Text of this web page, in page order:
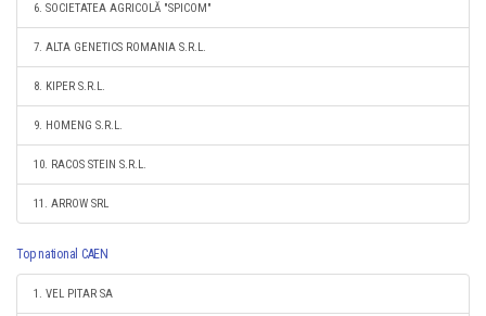
6. SOCIETATEA AGRICOLĂ "SPICOM"
7. ALTA GENETICS ROMANIA S.R.L.
8. KIPER S.R.L.
9. HOMENG S.R.L.
10. RACOS STEIN S.R.L.
11. ARROW SRL
Top national CAEN
1. VEL PITAR SA